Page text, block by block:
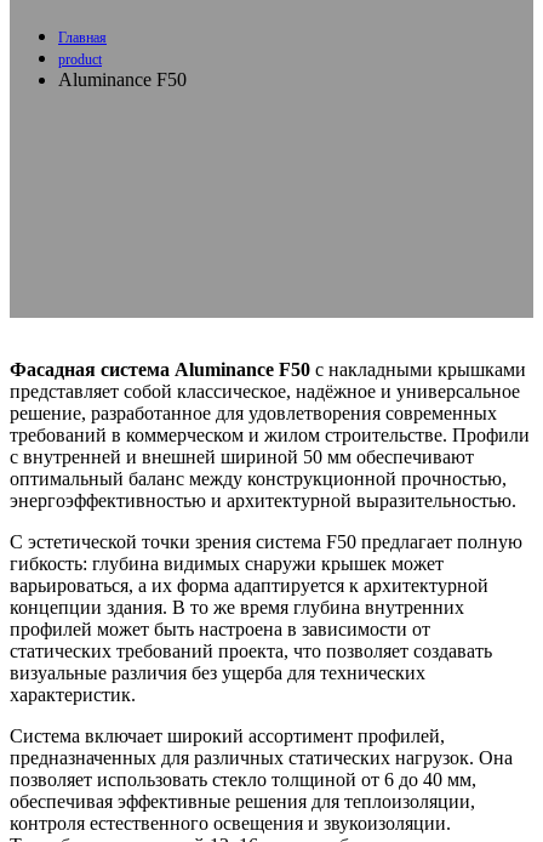
Главная
product
Aluminance F50
Фасадная система Aluminance F50 с накладными крышками
представляет собой классическое, надёжное и универсальное
решение, разработанное для удовлетворения современных
требований в коммерческом и жилом строительстве. Профили
с внутренней и внешней шириной 50 мм обеспечивают
оптимальный баланс между конструкционной прочностью,
энергоэффективностью и архитектурной выразительностью.
С эстетической точки зрения система F50 предлагает полную
гибкость: глубина видимых снаружи крышек может
варьироваться, а их форма адаптируется к архитектурной
концепции здания. В то же время глубина внутренних
профилей может быть настроена в зависимости от
статических требований проекта, что позволяет создавать
визуальные различия без ущерба для технических
характеристик.
Система включает широкий ассортимент профилей,
предназначенных для различных статических нагрузок. Она
позволяет использовать стекло толщиной от 6 до 40 мм,
обеспечивая эффективные решения для теплоизоляции,
контроля естественного освещения и звукоизоляции.